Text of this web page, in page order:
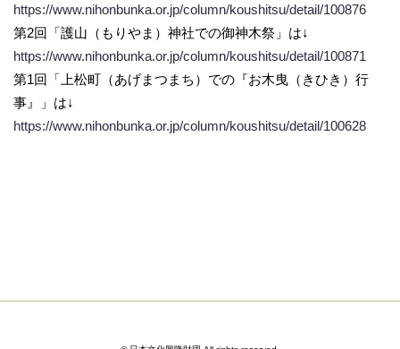
https://www.nihonbunka.or.jp/column/koushitsu/detail/100876
第2回「護山（もりやま）神社での御神木祭」は↓
https://www.nihonbunka.or.jp/column/koushitsu/detail/100871
第1回「上松町（あげまつまち）での『お木曳（きひき）行
事』」は↓
https://www.nihonbunka.or.jp/column/koushitsu/detail/100628